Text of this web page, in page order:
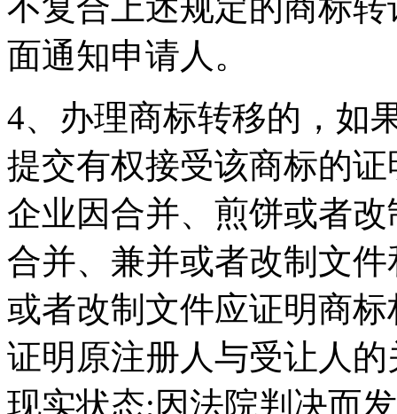
不复合上述规定的商标
面通知申请人。
4、办理商标转移的，如
提交有权接受该商标的
企业因合并、煎饼或者
合并、兼并或者改制文
或者改制文件应证明商
证明原注册人与受让人
现实状态;因法院判决而